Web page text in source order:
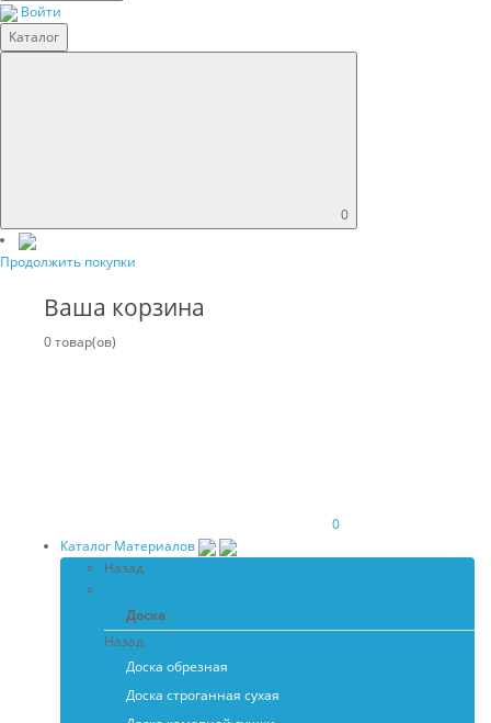
Войти
Каталог
0
Продолжить покупки
Ваша корзина
0 товар(ов)
0
Каталог Материалов
Назад
Доска
Назад
Доска обрезная
Доска строганная сухая